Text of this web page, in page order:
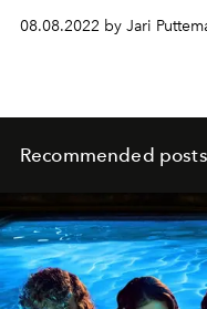
in Limburg.
08.08.2022 by Jari
Recommended